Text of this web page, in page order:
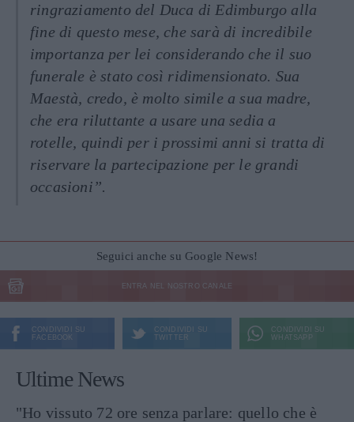
ringraziamento del Duca di Edimburgo alla
fine di questo mese, che sarà di incredibile
importanza per lei considerando che il suo
funerale è stato così ridimensionato. Sua
Maestà, credo, è molto simile a sua madre,
che era riluttante a usare una sedia a
rotelle, quindi per i prossimi anni si tratta di
riservare la partecipazione per le grandi
occasioni”.
Seguici anche su Google News!
ENTRA NEL NOSTRO CANALE
CONDIVIDI SU
FACEBOOK
CONDIVIDI SU
TWITTER
CONDIVIDI SU
WHATSAPP
Ultime News
"Ho vissuto 72 ore senza parlare: quello che è